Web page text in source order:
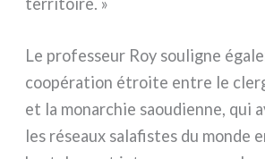
ter­ri­toi­re. »
Le pro­fes­seur Roy sou­li­gne
coo­pé­ra­tion étroi­te entre le
et la monar­chie saou­dien­ne, qui
les réseaux sala­fi­stes du mon­de